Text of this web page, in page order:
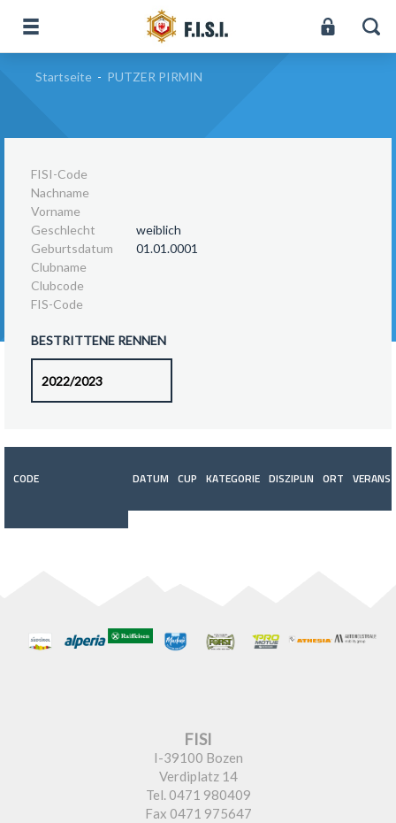
Startseite - PUTZER PIRMIN
FISI-Code
Nachname
Vorname
Geschlecht
weiblich
Geburtsdatum
01.01.0001
Clubname
Clubcode
FIS-Code
BESTRITTENE RENNEN
CODE DATUM CUP KATEGORIE DISZIPLIN ORT
FISI
I-39100 Bozen
Verdiplatz 14
Tel. 0471 980409
Fax 0471 975647